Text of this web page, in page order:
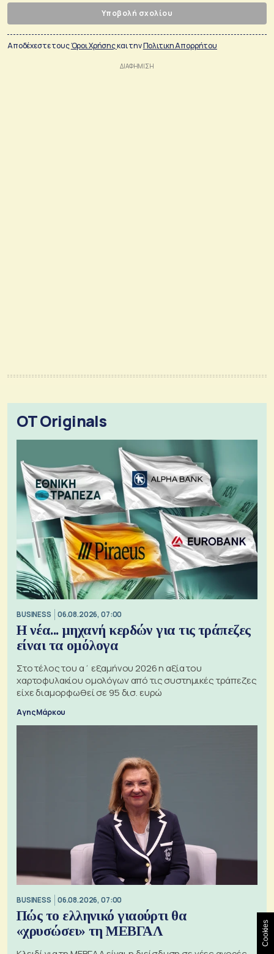
Υποβολή σχολίου
Αποδέχεστε τουςΌροι Χρήσηςκαι τηνΠολιτικη Απορρήτου
OT Originals
BUSINESS 06.08.2026, 07:00
Η νέα... μηχανή κερδών για τις τράπεζες
είναι τα ομόλογα
Στο τέλος του α΄ εξαμήνου 2026 η αξία του
χαρτοφυλακίου ομολόγων από τις συστημικές τράπεζες
είχε διαμορφωθεί σε 95 δισ. ευρώ
Αγης Μάρκου
BUSINESS 06.08.2026, 07:00
Πώς το ελληνικό γιαούρτι θα
«χρυσώσει» τη ΜΕΒΓΑΛ
Cookies